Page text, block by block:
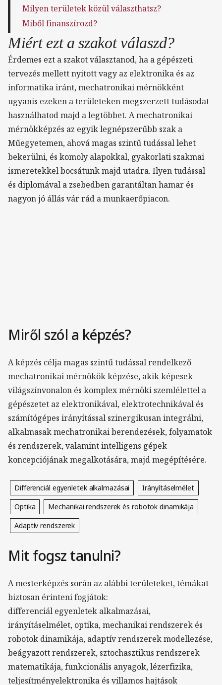
Milyen területek közül választhatsz?
Miből finanszírozd?
Miért ezt a szakot válaszd?
Érdemes ezt a szakot választanod, ha a gépészeti
tervezés mellett nyitott vagy az elektronika és az
informatika iránt, mechatronikai mérnökként
ugyanis ezeken a területeken megszerzett tudásodat
használhatod majd a legtöbbet. A mechatronikai
mérnökképzés az egyik legnépszerűbb szak a
Műegyetemen, ahová magas szintű tudással lehet
bekerülni, és komoly alapokkal, gyakorlati szakmai
ismeretekkel bocsátunk majd utadra. Ilyen tudással
és diplomával a zsebedben garantáltan hamar és
nagyon jó állás vár rád a munkaerőpiacon.
Miről szól a képzés?
A képzés célja magas szintű tudással rendelkező
mechatronikai mérnökök képzése, akik képesek
világszínvonalon és komplex mérnöki szemlélettel a
gépészetet az elektronikával, elektrotechnikával és
számítógépes irányítással szinergikusan integrálni,
alkalmasak mechatronikai berendezések, folyamatok
és rendszerek, valamint intelligens gépek
koncepciójának megalkotására, majd megépítésére.
Differenciál egyenletek alkalmazásai
Irányításelmélet
Optika
Mechanikai rendszerek és robotok dinamikája
Adaptív rendszerek
Mit fogsz tanulni?
A mesterképzés során az alábbi területeket, témákat
biztosan érinteni fogjátok:
differenciál egyenletek alkalmazásai,
irányításelmélet, optika, mechanikai rendszerek és
robotok dinamikája, adaptív rendszerek modellezése,
beágyazott rendszerek, sztochasztikus rendszerek
matematikája, funkcionális anyagok, lézerfizika,
teljesítményelektronika és villamos hajtások